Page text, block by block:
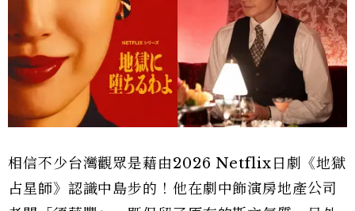
相信不少台灣觀眾是藉由2026 Netflix日劇《地獄
占星師》認識中島步的！他在劇中飾演房地產公司